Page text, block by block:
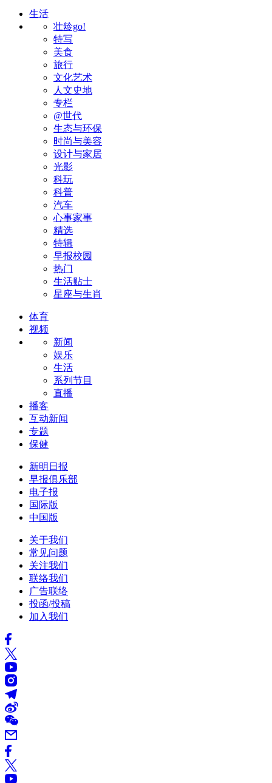
生活
壮龄go!
特写
美食
旅行
文化艺术
人文史地
专栏
@世代
生态与环保
时尚与美容
设计与家居
光影
科玩
科普
汽车
心事家事
精选
特辑
早报校园
热门
生活贴士
星座与生肖
体育
视频
新闻
娱乐
生活
系列节目
直播
播客
互动新闻
专题
保健
新明日报
早报俱乐部
电子报
国际版
中国版
关于我们
常见问题
关注我们
联络我们
广告联络
投函/投稿
加入我们